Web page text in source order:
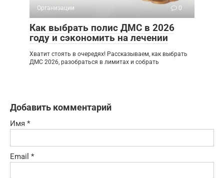
Организации 0
Как выбрать полис ДМС в 2026
году и сэкономить на лечении
Хватит стоять в очередях! Рассказываем, как выбрать
ДМС 2026, разобраться в лимитах и собрать
Добавить комментарий
Имя *
Email *